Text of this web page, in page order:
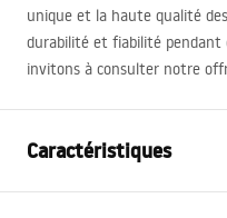
unique et la haute qualité
durabilité et fiabilité pendant
invitons à consulter notre
Caractéristiques